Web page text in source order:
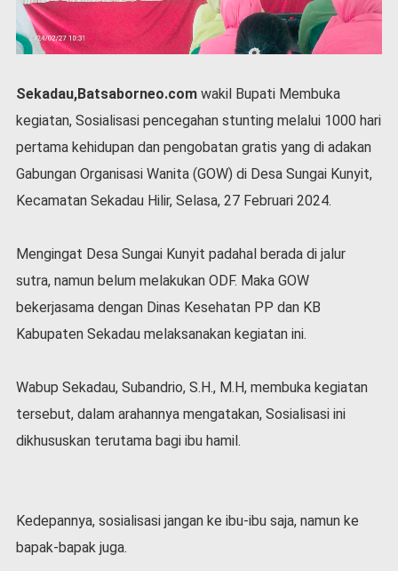
n
t
a
S
e
r
m
o
a
O
a
a
g
a
n
B
Sekadau,Batsaborneo.com wakil Bupati Membuka
kegiatan, Sosialisasi pencegahan stunting melalui 1000 hari
pertama kehidupan dan pengobatan gratis yang di adakan
Gabungan Organisasi Wanita (GOW) di Desa Sungai Kunyit,
Kecamatan Sekadau Hilir, Selasa, 27 Februari 2024.
Mengingat Desa Sungai Kunyit padahal berada di jalur
sutra, namun belum melakukan ODF. Maka GOW
bekerjasama dengan Dinas Kesehatan PP dan KB
Kabupaten Sekadau melaksanakan kegiatan ini.
Wabup Sekadau, Subandrio, S.H., M.H, membuka kegiatan
tersebut, dalam arahannya mengatakan, Sosialisasi ini
dikhususkan terutama bagi ibu hamil.
Kedepannya, sosialisasi jangan ke ibu-ibu saja, namun ke
bapak-bapak juga.